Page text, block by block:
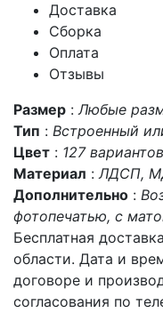
Доставка
Сборка
Оплата
Отзывы
Размер :Любые
Тип : Встроенный
Цвет : 127
Материал :ЛДСП,
Дополнительно :
фотопечатью, с
Бесплатная
области. Дата и
договоре и
согласования по